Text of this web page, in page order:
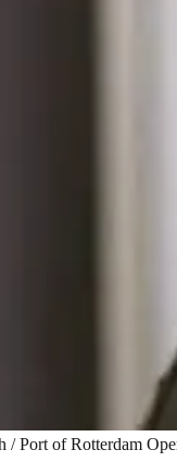
/ Port of Rotterdam